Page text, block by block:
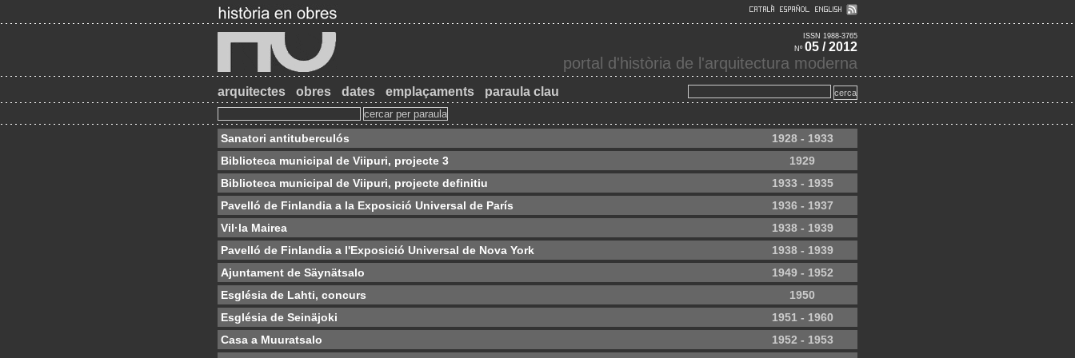
ISSN 1988-3765
Nº 05 / 2012
portal d'història de l'arquitectura moderna
arquitectes obres dates emplaçaments paraula clau
Sanatori antituberculós
1928 - 1933
Biblioteca municipal de Viipuri, projecte 3
1929
Biblioteca municipal de Viipuri, projecte definitiu
1933 - 1935
Pavelló de Finlandia a la Exposició Universal de París
1936 - 1937
Vil·la Mairea
1938 - 1939
Pavelló de Finlandia a l'Exposició Universal de Nova York
1938 - 1939
Ajuntament de Säynätsalo
1949 - 1952
Església de Lahti, concurs
1950
Església de Seinäjoki
1951 - 1960
Casa a Muuratsalo
1952 - 1953